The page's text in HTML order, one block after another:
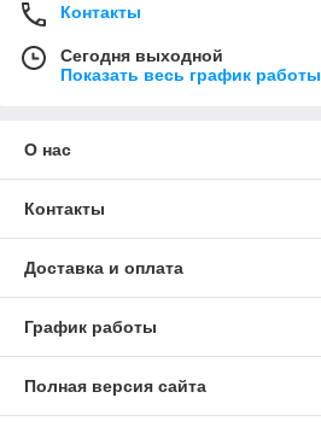
Контакты
Сегодня выходной
Показать весь график работы
О нас
Контакты
Доставка и оплата
График работы
Полная версия сайта